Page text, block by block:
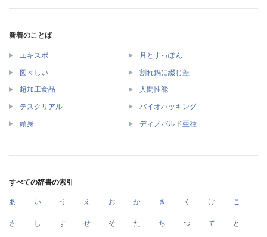
新着のことば
エキスポ 月とすっぽん
図々しい 割れ鍋に綴じ蓋
超加工食品 人間性能
テスクリアル バイオハッキング
頭身 ディノバルド亜種
すべての辞書の索引
あ い う え お か き く け こ
さ し す せ そ た ち つ て と